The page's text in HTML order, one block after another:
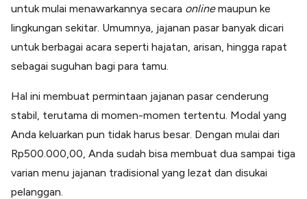
untuk mulai menawarkannya secara onlinemaupun ke
lingkungan sekitar. Umumnya, jajanan pasar banyak dicari
untuk berbagai acara seperti hajatan, arisan, hingga rapat
sebagai suguhan bagi para tamu.
Hal ini membuat permintaan jajanan pasar cenderung
stabil, terutama di momen-momen tertentu. Modal yang
Anda keluarkan pun tidak harus besar. Dengan mulai dari
Rp500.000,00, Anda sudah bisa membuat dua sampai tiga
varian menu jajanan tradisional yang lezat dan disukai
pelanggan.